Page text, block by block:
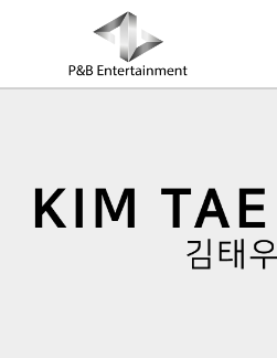
COMPANY